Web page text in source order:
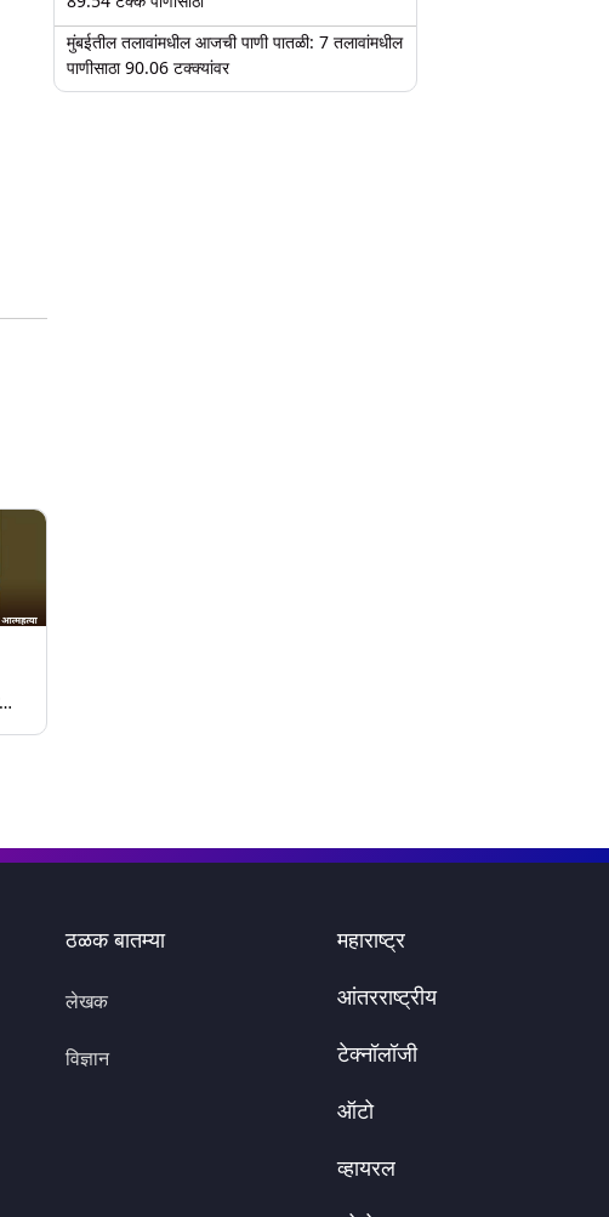
मुंबईतील तलावांमधील आजची पाणी पातळी: 7 तलावांमधील
पाणीसाठा 90.06 टक्क्यांवर
ठळक बातम्या
लेखक
विज्ञान
महाराष्ट्र
आंतरराष्ट्रीय
टेक्नॉलॉजी
ऑटो
व्हायरल